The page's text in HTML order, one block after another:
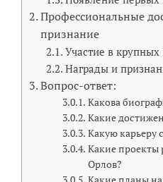
Профессиональные
признание
Участие в крупных
Награды и
Вопрос-ответ:
Какова
Какие
Какую карьеру
Какие проекты
Орлов?